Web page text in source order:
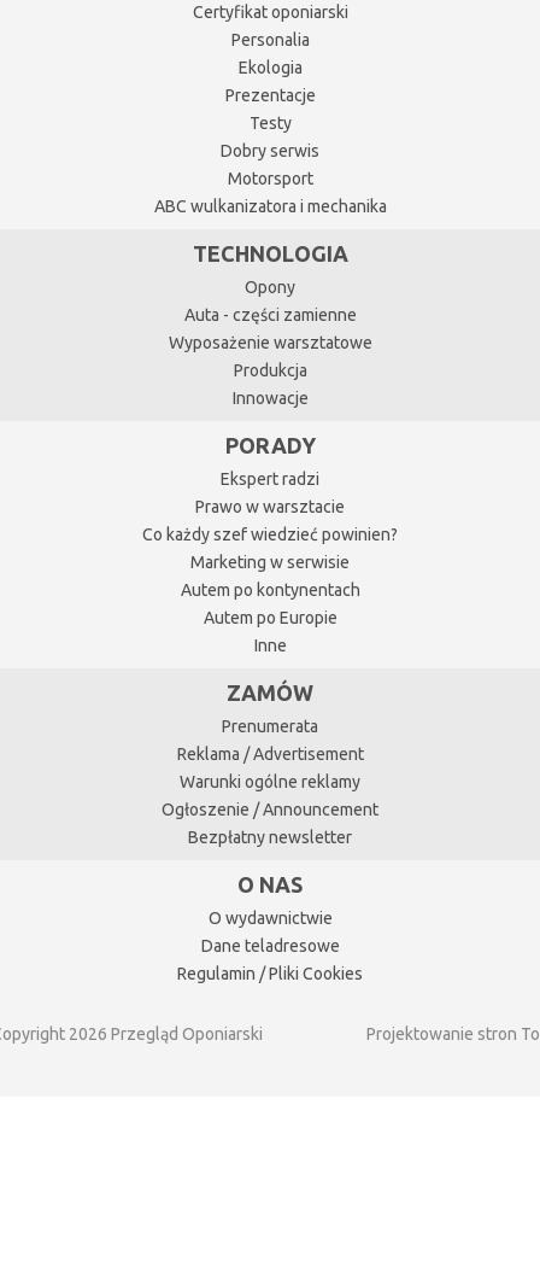
Certyfikat oponiarski
Personalia
Ekologia
Prezentacje
Testy
Dobry serwis
Motorsport
ABC wulkanizatora i mechanika
TECHNOLOGIA
Opony
Auta - części zamienne
Wyposażenie warsztatowe
Produkcja
Innowacje
PORADY
Ekspert radzi
Prawo w warsztacie
Co każdy szef wiedzieć powinien?
Marketing w serwisie
Autem po kontynentach
Autem po Europie
Inne
ZAMÓW
Prenumerata
Reklama / Advertisement
Warunki ogólne reklamy
Ogłoszenie / Announcement
Bezpłatny newsletter
O NAS
O wydawnictwie
Dane teladresowe
Regulamin / Pliki Cookies
2026 Przegląd Oponiarski Projektowanie stron